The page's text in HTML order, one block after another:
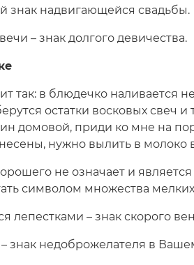
знак надвигающейся свадьбы.
– знак долгого девичества.
так: в блюдечко наливается
остатки восковых свеч
домовой, приди ко мне на
нужно вылить в молоко
не означает и
символом множества
лепестками – знак скорого
знак недоброжелателя в